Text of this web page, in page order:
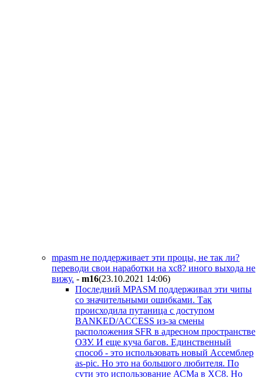
mpasm не поддерживает эти процы, не так ли?
переводи свои наработки на xc8? иного выхода не
вижу. - m16(23.10.2021 14:06)
Последний MPASM поддерживал эти чипы
со значительными ошибками. Так
происходила путаница с доступом
BANKED/ACCESS из-за смены
расположения SFR в адресном пространстве
ОЗУ. И еще куча багов. Единственный
способ - это использовать новый Ассемблер
as-pic. Но это на большого любителя. По
сути это использование АСМа в XC8. Но